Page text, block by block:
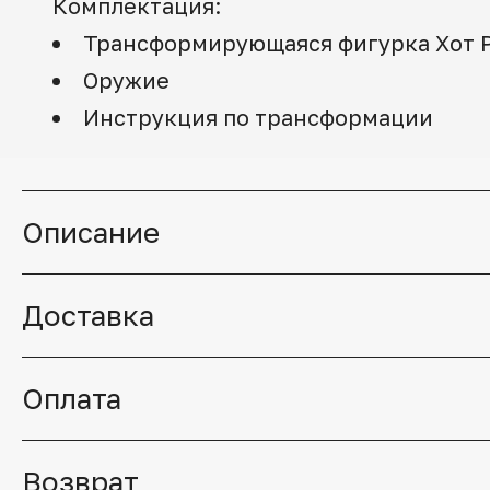
Комплектация:
Трансформирующаяся фигурка Хот
Оружие
Инструкция по трансформации
Описание
Доставка
Оплата
Возврат